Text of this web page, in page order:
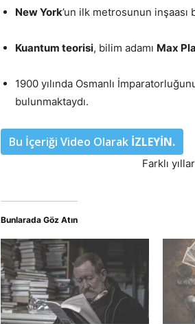
New York’un ilk metrosunun inşaası
Kuantum teorisi, bilim adamı Max
1900 yılında Osmanlı
bulunmaktaydı.
Bu İçeriği Video Olarak İZLEYİN.
Farklı
Bunlarada Göz Atın